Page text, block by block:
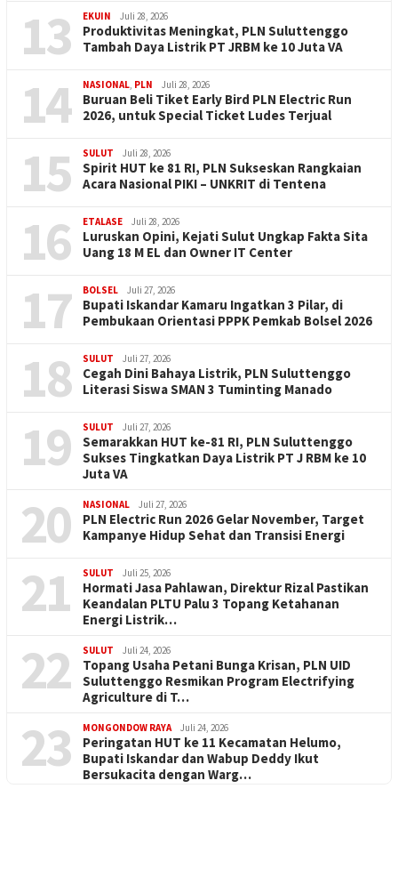
13 EKUIN Juli 28, 2026
Produktivitas Meningkat, PLN Suluttenggo
Tambah Daya Listrik PT JRBM ke 10 Juta VA
14 NASIONAL PLN Juli 28, 2026
Buruan Beli Tiket Early Bird PLN Electric Run
2026, untuk Special Ticket Ludes Terjual
15 SULUT Juli 28, 2026
Spirit HUT ke 81 RI, PLN Sukseskan Rangkaian
Acara Nasional PIKI – UNKRIT di Tentena
16 ETALASE Juli 28, 2026
Luruskan Opini, Kejati Sulut Ungkap Fakta Sita
Uang 18 M EL dan Owner IT Center
17 BOLSEL Juli 27, 2026
Bupati Iskandar Kamaru Ingatkan 3 Pilar, di
Pembukaan Orientasi PPPK Pemkab Bolsel 2026
18 SULUT Juli 27, 2026
Cegah Dini Bahaya Listrik, PLN Suluttenggo
Literasi Siswa SMAN 3 Tuminting Manado
19 SULUT Juli 27, 2026
Semarakkan HUT ke-81 RI, PLN Suluttenggo
Sukses Tingkatkan Daya Listrik PT J RBM ke 10
Juta VA
20 NASIONAL Juli 27, 2026
PLN Electric Run 2026 Gelar November, Target
Kampanye Hidup Sehat dan Transisi Energi
21 SULUT Juli 25, 2026
Hormati Jasa Pahlawan, Direktur Rizal Pastikan
Keandalan PLTU Palu 3 Topang Ketahanan
Energi Listrik…
22 SULUT Juli 24, 2026
Topang Usaha Petani Bunga Krisan, PLN UID
Suluttenggo Resmikan Program Electrifying
Agriculture di T…
23 MONGONDOW RAYA Juli 24, 2026
Peringatan HUT ke 11 Kecamatan Helumo,
Bupati Iskandar dan Wabup Deddy Ikut
Bersukacita dengan Warg…